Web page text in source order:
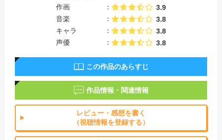
作画
3.9
音楽
3.8
キャラ
3.8
声優
3.8
この作品のあらすじ
作品情報・関連情報
レビュー・感想を書く
（視聴情報を登録する）